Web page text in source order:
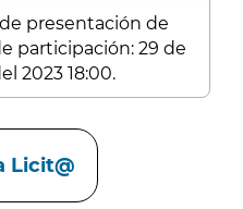
presentación de
participación: 29 de
2023 18:00.
Licit@